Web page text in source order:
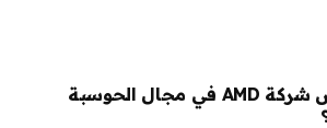
كيف تنافس شركة AMD في مجال الحوسبة